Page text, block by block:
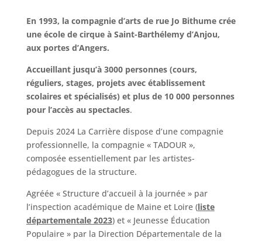
En 1993, la compagnie d’arts de rue Jo Bithume crée
une école de cirque à Saint-Barthélemy d’Anjou,
aux portes d’Angers.
Accueillant jusqu’à 3000 personnes (cours,
réguliers, stages, projets avec établissement
scolaires et spécialisés) et plus de 10 000 personnes
pour l’accès au spectacles.
Depuis 2024 La Carrière dispose d’une compagnie
professionnelle, la compagnie « TADOUR »,
composée essentiellement par les artistes-
pédagogues de la structure.
Agréée « Structure d’accueil à la journée » par
l’inspection académique de Maine et Loire (liste
départementale 2023) et « Jeunesse Éducation
Populaire » par la Direction Départementale de la